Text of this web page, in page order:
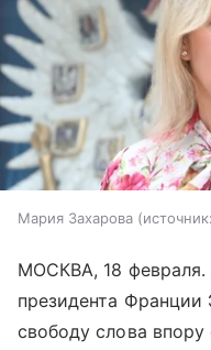
Мария Захарова источник:
МОСКВА, 18
президента
свободу слова